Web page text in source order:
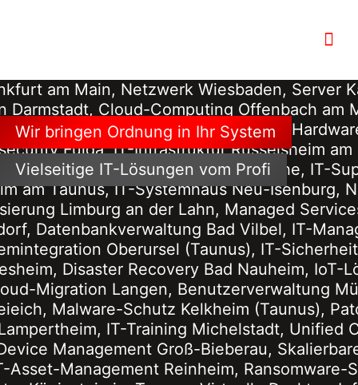
Wir bringen Ordnung in Ihr System
Vielseitige IT-Lösungen vom Profi